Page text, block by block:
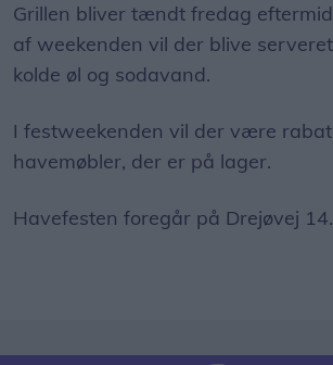
Grillen bliver tændt fredag
af weekenden vil der blive
kolde øl og sodavand.
I festweekenden vil der være
havemøbler, der er på lager.
Havefesten foregår på Drejøvej 14.